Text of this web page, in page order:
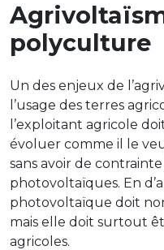
polyculture
Un des enjeux de
l’usage des terres
l’exploitant agricole
évoluer comme il le
sans avoir de
photovoltaïques. En
photovoltaïque doit
mais elle doit surtout
agricoles.